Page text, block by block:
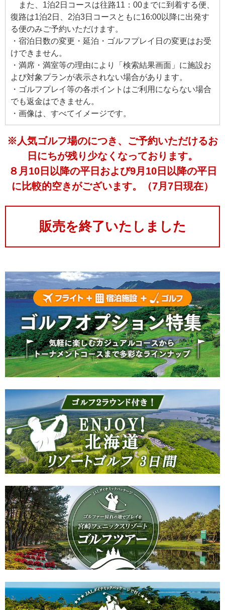
また、1泊2日コースは往路11：00までに到着する便、
復路は1泊2日、2泊3日コースともに16:00以降に出発す
る便のみご予約いただけます。
・宿泊日数の変更・延泊・ゴルフプレイ日の変更はお受
けできません。
・満席・満室等の理由により「検索結果画面」に施設お
よび対象プランが表示されない場合があります。
・ゴルフプレイ等の各ポイントはご利用にならない場合
でも返金はできません。
・画像は、すべてイメージです。
※人気ゴルフ場のにつき、ご予約いただけるお
日にちが残り少なくなっております。
８月10日以降の平日および9月10日以降の平日
に比較的空きがございます。（7月7日現在）
販売を終了いたしました